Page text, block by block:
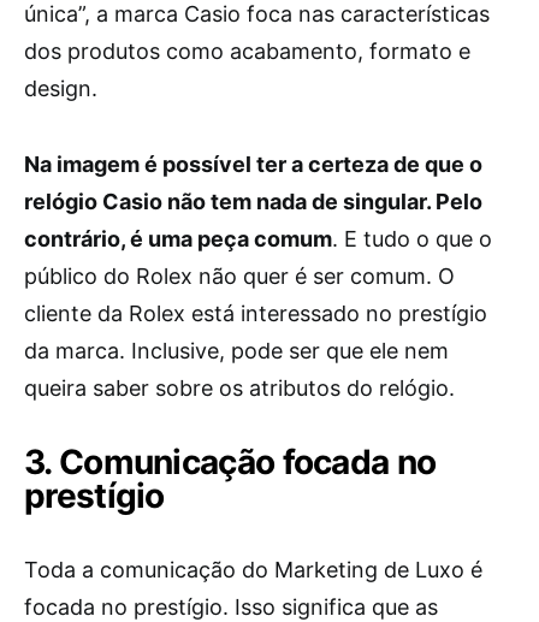
única”, a marca Casio foca nas características
dos produtos como acabamento, formato e
design.
Na imagem é possível ter a certeza de que o
relógio Casio não tem nada de singular. Pelo
contrário, é uma peça comum. E tudo o que o
público do Rolex não quer é ser comum. O
cliente da Rolex está interessado no prestígio
da marca. Inclusive, pode ser que ele nem
queira saber sobre os atributos do relógio.
3. Comunicação focada no
prestígio
Toda a comunicação do Marketing de Luxo é
focada no prestígio. Isso significa que as